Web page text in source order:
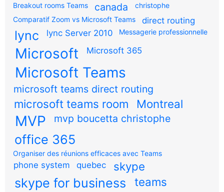
Breakout rooms Teams canada
christophe
Comparatif Zoom vs Microsoft Teams
direct routing
lync lync Server 2010 Messagerie professionnelle
Microsoft Microsoft 365
Microsoft Teams
microsoft teams direct routing
microsoft teams room Montreal
MVP mvp boucetta christophe
office 365
Organiser des réunions efficaces avec Teams
phone system quebec skype
skype for business teams